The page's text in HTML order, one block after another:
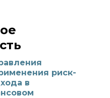
риск-
в